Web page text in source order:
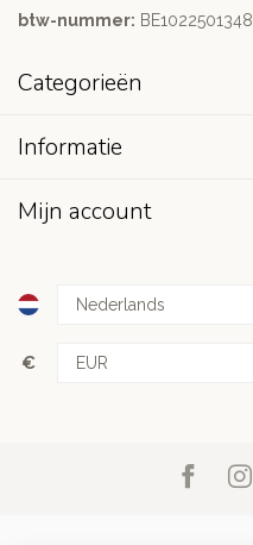
btw-nummer: BE1022501348
Categorieën
Informatie
Mijn account
€